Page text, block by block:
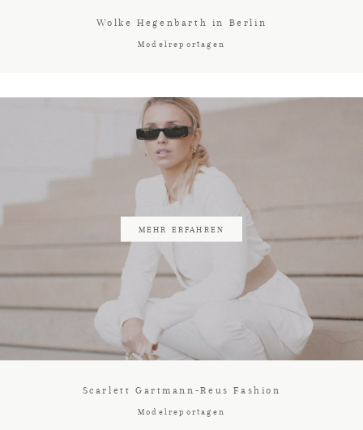
KONTAKT
Wolke Hegenbarth in Berlin
Modelreportagen
MEHR ERFAHREN
Scarlett Gartmann-Reus Fashion
Modelreportagen